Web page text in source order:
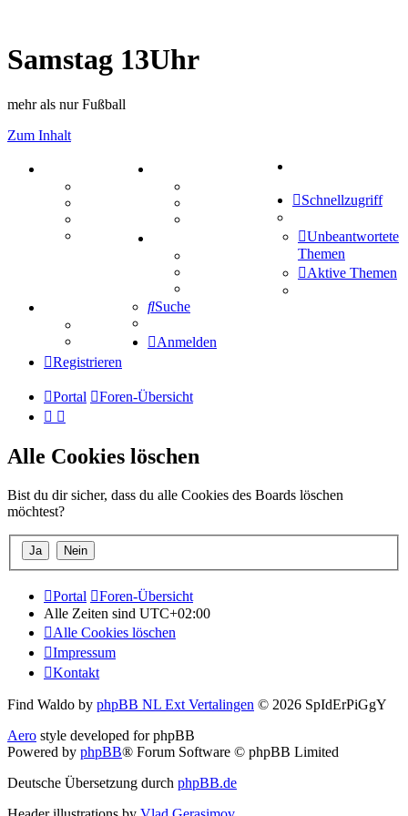
Samstag 13Uhr
mehr als nur Fußball
Zum Inhalt
Mastodon
Treffenübersicht
Zitatesammlung
Schiffe versenken
Tipprunde
Comunio
Schnellzugriff
Unbeantwortete
Themen
Aktive Themen
Suche
Anmelden
Registrieren
Portal Foren-Übersicht
Alle Cookies löschen
Bist du dir sicher, dass du alle Cookies des Boards löschen
möchtest?
Portal
Foren-Übersicht
Alle Zeiten sind UTC+02:00
Alle Cookies löschen
Impressum
Kontakt
Find Waldo by phpBB NL Ext Vertalingen © 2026 SpIdErPiGgY
Aero style developed for phpBB
Powered by phpBB® Forum Software © phpBB Limited
Deutsche Übersetzung durch phpBB.de